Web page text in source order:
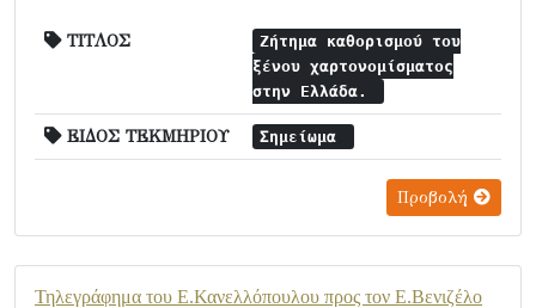
ΤΙΤΛΟΣ
Ζήτημα καθορισμού του
ξένου χαρτονομίσματος
στην Ελλάδα.
ΕΙΔΟΣ ΤΕΚΜΗΡΙΟΥ Σημείωμα
Προβολή
Τηλεγράφημα του Ε.Κανελλόπουλου προς τον Ε.Βενιζέλο